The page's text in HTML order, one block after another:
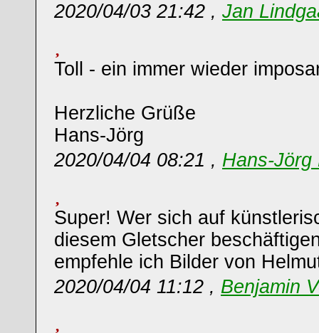
2020/04/03 21:42 , Jan
Toll - ein immer wieder
Herzliche Grüße
Hans-Jörg
2020/04/04 08:21 , Hans-Jörg
Super! Wer sich auf
diesem Gletscher
empfehle ich Bilder von
2020/04/04 11:12 , Benjamin